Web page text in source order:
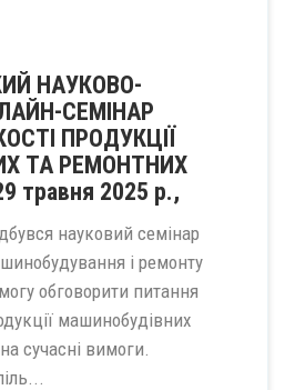
НАУКОВО-
СЕМІНАР
ПРОДУКЦІЇ
ТА РЕМОНТНИХ
травня 2025 р.,
науковий семінар
і ремонту
обговорити питання
машинобудівних
сучасні вимоги.